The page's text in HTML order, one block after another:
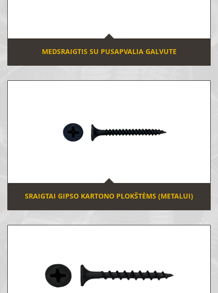
MEDSRAIGTIS SU PUSAPVALIA GALVUTE
SRAIGTAI GIPSO KARTONO PLOKŠTĖMS (METALUI)